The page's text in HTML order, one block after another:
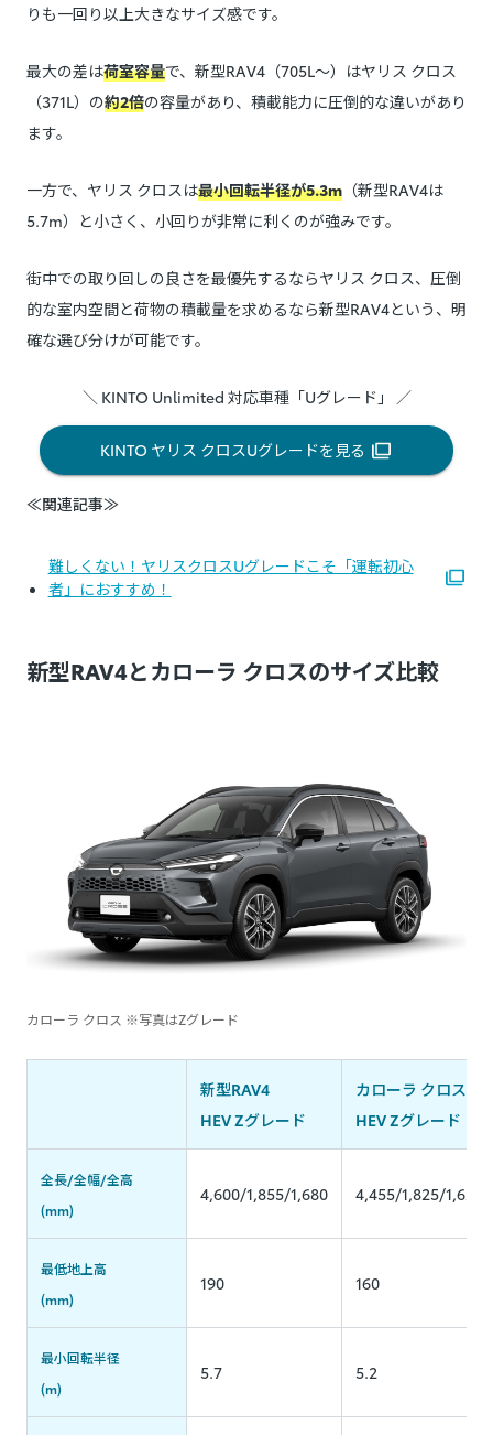
りも一回り以上大きなサイズ感です。
最大の差は荷室容量で、新型RAV4（705L〜）はヤリス クロス
（371L）の約2倍の容量があり、積載能力に圧倒的な違いがあり
ます。
一方で、ヤリス クロスは最小回転半径が5.3m （新型RAV4は
5.7m）と小さく、小回りが非常に利くのが強みです。
街中での取り回しの良さを最優先するならヤリス クロス、圧倒
的な室内空間と荷物の積載量を求めるなら新型RAV4という、明
確な選び分けが可能です。
＼ KINTO Unlimited 対応車種「Uグレード」 ／
KINTO ヤリス クロスUグレードを見る
≪関連記事≫
難しくない！ヤリスクロスUグレードこそ「運転初心
者」におすすめ！
新型RAV4とカローラ クロスのサイズ比較
カローラ クロス ※写真はZグレード
新型RAV4
HEV Zグレード
カローラ クロス
HEV Zグレード
全長/全幅/全高
(mm)
4,600/1,855/1,680 4,455/1,825/1,620
最低地上高
(mm)
190 160
最小回転半径
(m)
5.7 5.2